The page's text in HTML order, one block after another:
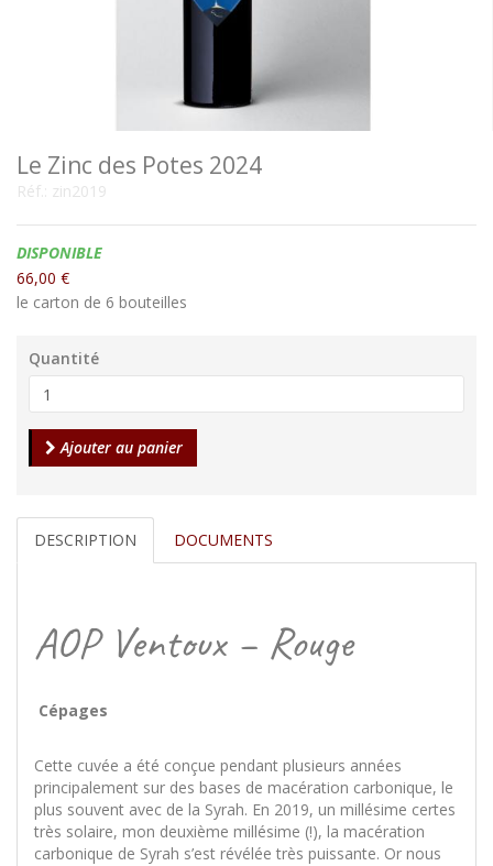
Le Zinc des Potes 2024
Réf.: zin2019
Disponibilité:
DISPONIBLE
66,00 €
le carton de 6 bouteilles
Quantité
Ajouter au panier
DESCRIPTION DOCUMENTS
AOP Ventoux – Rouge
Cépages
Cette cuvée a été conçue pendant plusieurs années
principalement sur des bases de macération carbonique, le
plus souvent avec de la Syrah. En 2019, un millésime certes
très solaire, mon deuxième millésime (!), la macération
carbonique de Syrah s’est révélée très puissante. Or nous